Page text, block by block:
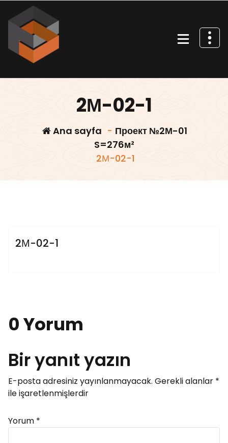
geç
2М-02-1
Ana sayfa - Проект №2М-01
S=276м²
2М-02-1
2М-02-1
0 Yorum
Bir yanıt yazın
E-posta adresiniz yayınlanmayacak. Gerekli alanlar *
ile işaretlenmişlerdir
Yorum *